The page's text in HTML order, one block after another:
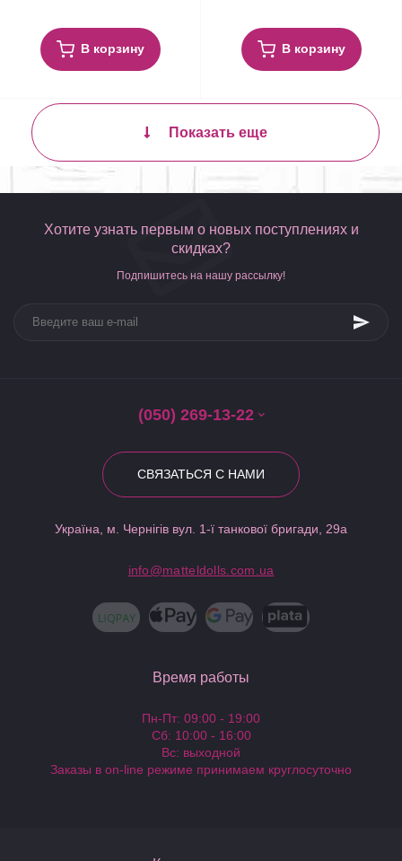
В корзину В корзину
Показать еще
Хотите узнать первым о новых поступлениях и
скидках?
Подпишитесь на нашу рассылку!
(050) 269-13-22
СВЯЗАТЬСЯ С НАМИ
Україна, м. Чернігів вул. 1-ї танкової бригади, 29а
info@matteldolls.com.ua
Время работы
Пн-Пт: 09:00 - 19:00
Сб: 10:00 - 16:00
Вс: выходной
Заказы в on-line режиме принимаем круглосуточно